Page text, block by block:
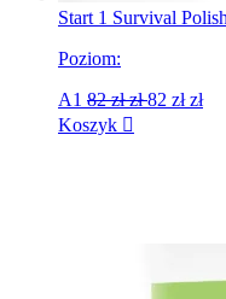
Start 1 Survival
Poziom:
A1 82 złzł 82 złzł
Koszyk